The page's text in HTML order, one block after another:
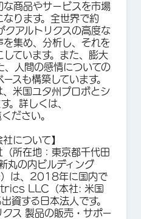
な商品やサービスを市場
ります。全世界で約
アルトリクスの高度な
を集め、分析し、それを
ています。また、膨大
、人間の感情についての
スも構築しています。
、米国ユタ州プロボとシ
。詳しくは、
ださい。
社について】
所在地：東京都千代田
丸の内ビルディング
は、2018年に国内で
LLC（本社: 米国
資する日本法人です。
クス 製品の販売・サポー